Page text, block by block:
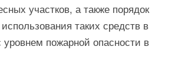
участков, а также порядок
таких средств в
уровнем пожарной опасности в